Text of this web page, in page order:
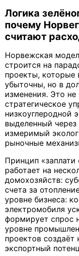
Логика
почему
считают
Норвежская
строится на
проекты, которые
убыточны, но в
изменения. Это не
стратегическое
низкоуглеродной
выделенный
измеримый
рыночные
Принцип
работает на
домохозяйств:
счета за
уровне бизнеса:
электромобиля
формирует спрос
уровне
проектов создаёт
экспортный